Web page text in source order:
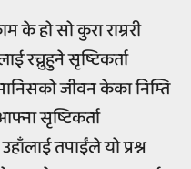
के हो सो कुरा राम्ररी
रच्नुहुने सृष्टिकर्ता
जीवन केका निम्ति
सृष्टिकर्ता
तपाईंले यो प्रश्न